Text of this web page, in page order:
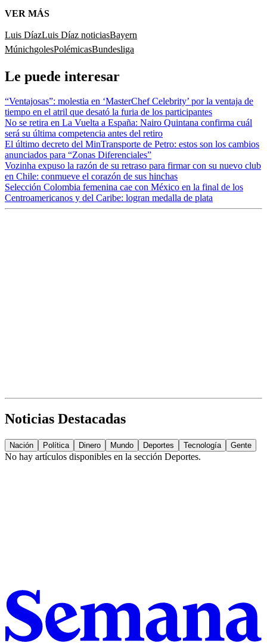
VER MÁS
Luis DíazLuis Díaz noticiasBayern
MúnichgolesPolémicasBundesliga
Le puede interesar
“Ventajosas”: molestia en ‘MasterChef Celebrity’ por la ventaja de
tiempo en el atril que desató la furia de los participantes
No se retira en La Vuelta a España: Nairo Quintana confirma cuál
será su última competencia antes del retiro
El último decreto del MinTransporte de Petro: estos son los cambios
anunciados para “Zonas Diferenciales”
Vozinha expuso la razón de su retraso para firmar con su nuevo club
en Chile: conmueve el corazón de sus hinchas
Selección Colombia femenina cae con México en la final de los
Centroamericanos y del Caribe: logran medalla de plata
Noticias Destacadas
Nación Política Dinero Mundo Deportes Tecnología Gente
No hay artículos disponibles en la sección Deportes.